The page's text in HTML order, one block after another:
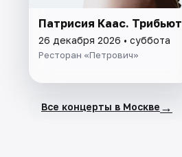
Патрисия Каас. Трибьют
26 декабря 2026 • суббота
Ресторан «Петрович»
Все концерты в Москве →